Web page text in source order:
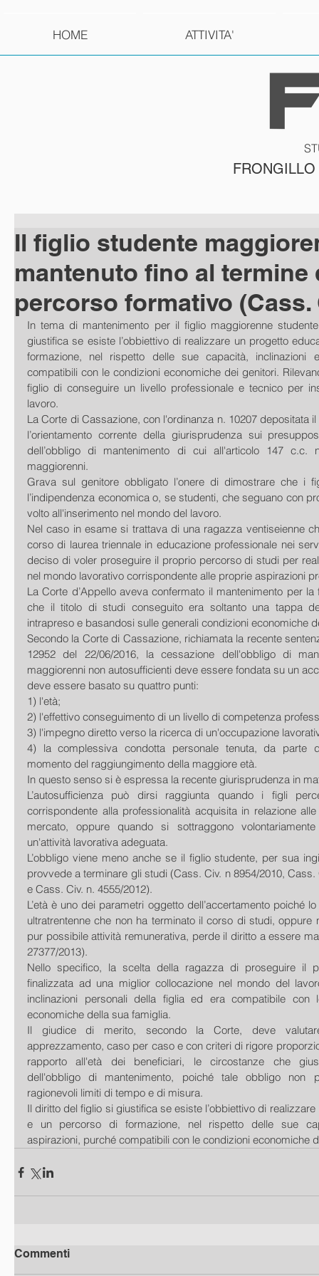
HOME ATTIVITA'
Il figlio studente
mantenuto fino al termine
percorso formativo (Cass.
In tema di mantenimento per il figlio maggiorenne
giustifica se esiste l’obbiettivo di realizzare un progetto
formazione, nel rispetto delle sue capacità, inclinazioni
compatibili con le condizioni economiche dei genitori.
figlio di conseguire un livello professionale e tecnico per
lavoro.
La Corte di Cassazione, con l'ordinanza n. 10207 depositata
l’orientamento corrente della giurisprudenza sui
dell’obbligo di mantenimento di cui all'articolo 147 c.c.
maggiorenni.
Grava sul genitore obbligato l’onere di dimostrare che i
l’indipendenza economica o, se studenti, che seguano con
volto all'inserimento nel mondo del lavoro.
Nel caso in esame si trattava di una ragazza ventiseienne
corso di laurea triennale in educazione professionale nei
deciso di voler proseguire il proprio percorso di studi per
nel mondo lavorativo corrispondente alle proprie aspirazioni
La Corte d’Appello aveva confermato il mantenimento per
che il titolo di studi conseguito era soltanto una tappa
intrapreso e basandosi sulle generali condizioni economiche
Secondo la Corte di Cassazione, richiamata la recente
12952 del 22/06/2016, la cessazione dell'obbligo di
maggiorenni non autosufficienti deve essere fondata su un
deve essere basato su quattro punti:
1) l'età;
2) l'effettivo conseguimento di un livello di competenza
3) l'impegno diretto verso la ricerca di un'occupazione
4) la complessiva condotta personale tenuta, da parte
momento del raggiungimento della maggiore età.
In questo senso si è espressa la recente giurisprudenza in
L’autosufficienza può dirsi raggiunta quando i figli
corrispondente alla professionalità acquisita in relazione
mercato, oppure quando si sottraggono
un'attività lavorativa adeguata.
L’obbligo viene meno anche se il figlio studente, per sua
provvede a terminare gli studi (Cass. Civ. n 8954/2010, Cass.
e Cass. Civ. n. 4555/2012).
L’età è uno dei parametri oggetto dell’accertamento poiché
ultratrentenne che non ha terminato il corso di studi, oppure
pur possibile attività remunerativa, perde il diritto a essere
27377/2013).
Nello specifico, la scelta della ragazza di proseguire il
finalizzata ad una miglior collocazione nel mondo del
inclinazioni personali della figlia ed era compatibile con
economiche della sua famiglia.
Il giudice di merito, secondo la Corte, deve
apprezzamento, caso per caso e con criteri di rigore
rapporto all'età dei beneficiari, le circostanze che
dell'obbligo di mantenimento, poiché tale obbligo non
ragionevoli limiti di tempo e di misura.
Il diritto del figlio si giustifica se esiste l’obbiettivo di
e un percorso di formazione, nel rispetto delle sue
aspirazioni, purché compatibili con le condizioni economiche
Commenti